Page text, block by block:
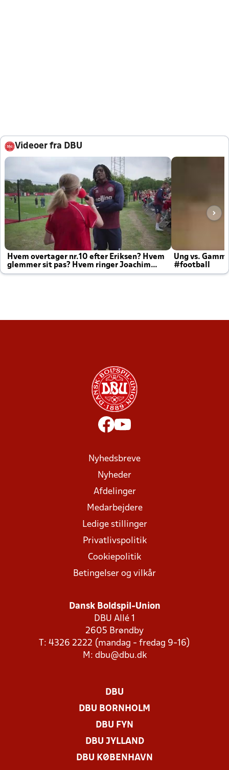
Videoer fra DBU
Hvem overtager nr.10 efter Eriksen? Hvem
glemmer sit pas? Hvem ringer Joachim
altid til efter kampe?
Ung vs.
#football
Nyhedsbreve
Nyheder
Afdelinger
Medarbejdere
Ledige stillinger
Privatlivspolitik
Cookiepolitik
Betingelser og vilkår
Dansk Boldspil-Union
DBU Allé 1
2605 Brøndby
T: 4326 2222 (mandag - fredag 9-16)
M: dbu@dbu.dk
DBU
DBU BORNHOLM
DBU FYN
DBU JYLLAND
DBU KØBENHAVN